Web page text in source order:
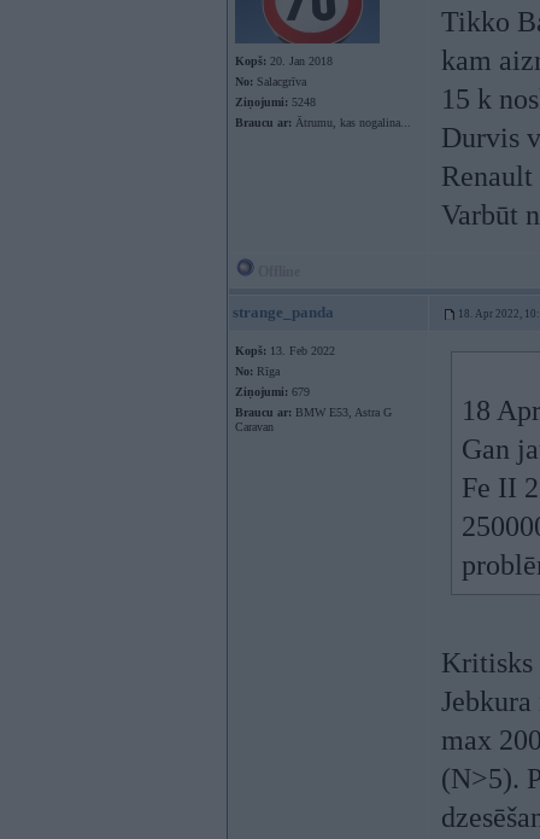
Kopš: 20. Jan 2018
No: Salacgrīva
Ziņojumi: 5248
Braucu ar: Ātrumu, kas nogalina...
Tikko
kam
15 k
Durvis
Varbūt
strange_panda 18. Apr 2022,
Kopš: 13. Feb 2022
No: Rīga
Ziņojumi: 679
Braucu ar: BMW E53, Astra G
Caravan
18
Gan
Fe II
Kritisks
max
(N>5).